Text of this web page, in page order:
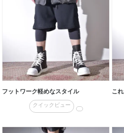
フットワーク軽めなスタイル
クイックビュー
こ